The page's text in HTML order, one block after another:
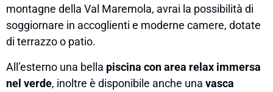
montagne della Val Maremola, avrai la possibilità di
soggiornare in accoglienti e moderne camere, dotate
di terrazzo o patio.
All’esterno una bella piscina con area relax immersa
nel verde, inoltre è disponibile anche una vasca